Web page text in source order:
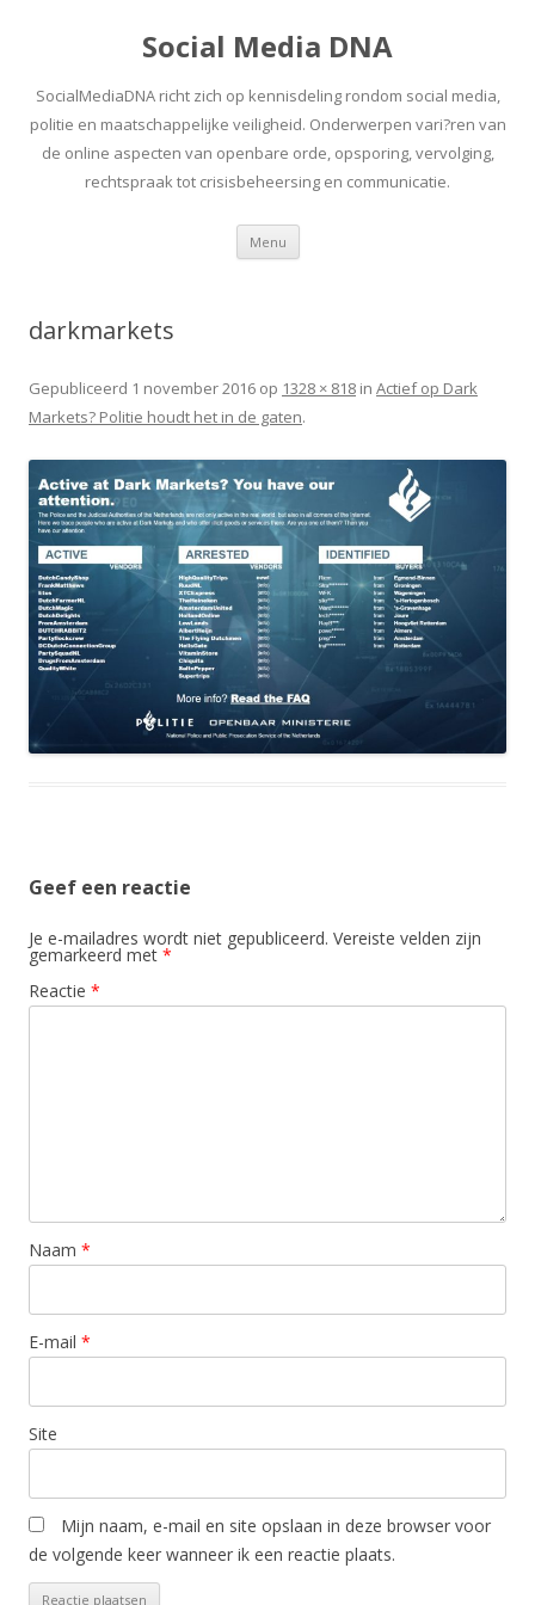
Social Media DNA
SocialMediaDNA richt zich op kennisdeling rondom social media,
politie en maatschappelijke veiligheid. Onderwerpen vari?ren van
de online aspecten van openbare orde, opsporing, vervolging,
rechtspraak tot crisisbeheersing en communicatie.
Menu Spring
inhoud
darkmarkets
Gepubliceerd 1 november 2016 op 1328 × 818 in Actief op Dark
Markets? Politie houdt het in de gaten.
Geef een reactie
Je e-mailadres wordt niet gepubliceerd. Vereiste velden zijn
gemarkeerd met *
Reactie *
Naam *
E-mail *
Site
Mijn naam, e-mail en site opslaan in deze browser voor
de volgende keer wanneer ik een reactie plaats.